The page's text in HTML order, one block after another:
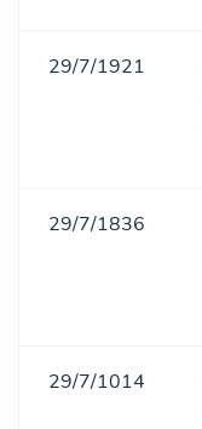
29/7/1921
29/7/1836
29/7/1014